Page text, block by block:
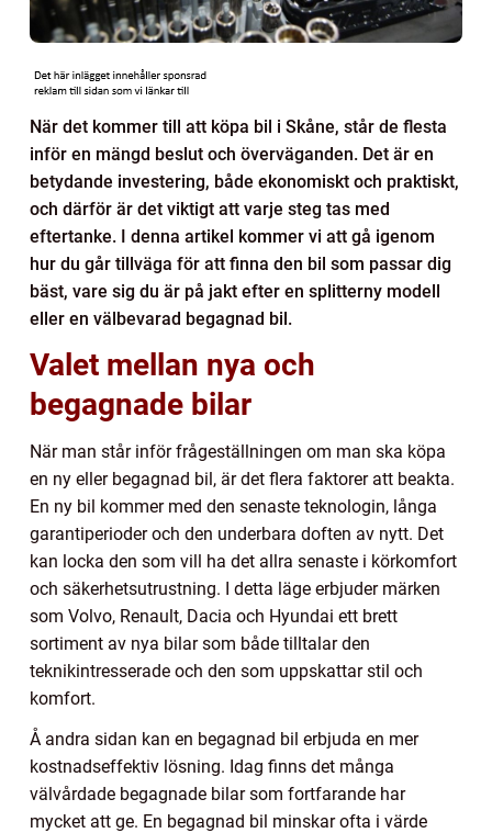
När det kommer till att köpa bil i Skåne, står de flesta
inför en mängd beslut och överväganden. Det är en
betydande investering, både ekonomiskt och praktiskt,
och därför är det viktigt att varje steg tas med
eftertanke. I denna artikel kommer vi att gå igenom
hur du går tillväga för att finna den bil som passar dig
bäst, vare sig du är på jakt efter en splitterny modell
eller en välbevarad begagnad bil.
Valet mellan nya och
begagnade bilar
När man står inför frågeställningen om man ska köpa
en ny eller begagnad bil, är det flera faktorer att beakta.
En ny bil kommer med den senaste teknologin, långa
garantiperioder och den underbara doften av nytt. Det
kan locka den som vill ha det allra senaste i körkomfort
och säkerhetsutrustning. I detta läge erbjuder märken
som Volvo, Renault, Dacia och Hyundai ett brett
sortiment av nya bilar som både tilltalar den
teknikintresserade och den som uppskattar stil och
komfort.
Å andra sidan kan en begagnad bil erbjuda en mer
kostnadseffektiv lösning. Idag finns det många
välvårdade begagnade bilar som fortfarande har
mycket att ge. En begagnad bil minskar ofta i värde